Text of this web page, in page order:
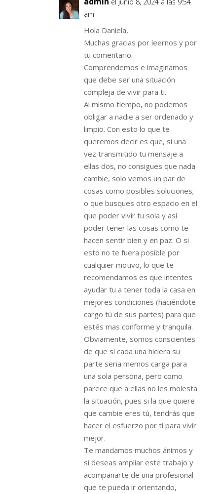
am
Hola Daniela,
Muchas gracias por leernos y por
tu comentario.
Comprendemos e imaginamos
que debe ser una situación
compleja de vivir para ti.
Al mismo tiempo, no podemos
obligar a nadie a ser ordenado y
limpio. Con esto lo que te
queremos decir es que, si una
vez transmitido tu mensaje a
ellas dos, no consigues que nada
cambie, solo vemos un par de
cosas como posibles soluciones;
o que busques otro espacio en el
que poder vivir tu sola y así
poder tener las cosas como te
hacen sentir bien y en paz. O si
esto no te fuera posible por
cualquier motivo, lo que te
recomendamos es que intentes
ayudar tu a tener toda la casa en
mejores condiciones (haciéndote
cargo tú de sus partes) para que
estés mas conforme y tranquila.
Obviamente, somos conscientes
de que si cada una hiciera su
parte seria memos carga para
una sola persona, pero como
parece que a ellas no les molesta
la situación, pues si la que quiere
que cambie eres tú, tendrás que
hacer el esfuerzo por ti para vivir
mejor.
Te mandamos muchos ánimos y
si deseas ampliar este trabajo y
acompañarte de una profesional
que te pueda ir orientando,